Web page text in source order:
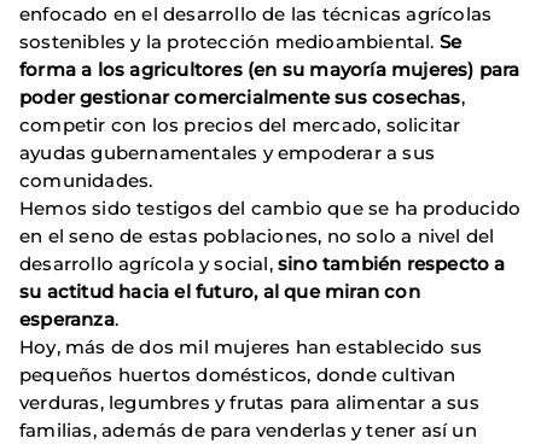
enfocado en el desarrollo de las técnicas agrícolas
sostenibles y la protección medioambiental. Se
forma a los agricultores (en su mayoría mujeres) para
poder gestionar comercialmente sus cosechas,
competir con los precios del mercado, solicitar
ayudas gubernamentales y empoderar a sus
comunidades.
Hemos sido testigos del cambio que se ha producido
en el seno de estas poblaciones, no solo a nivel del
desarrollo agrícola y social,sino también respecto a
su actitud hacia el futuro, al que miran con
esperanza.
Hoy, más de dos mil mujeres han establecido sus
pequeños huertos domésticos, donde cultivan
verduras, legumbres y frutas para alimentar a sus
familias, además de para venderlas y tener así un